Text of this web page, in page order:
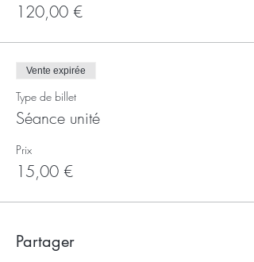
120,00 €
Vente expirée
Type de billet
Séance unité
Prix
15,00 €
Partager